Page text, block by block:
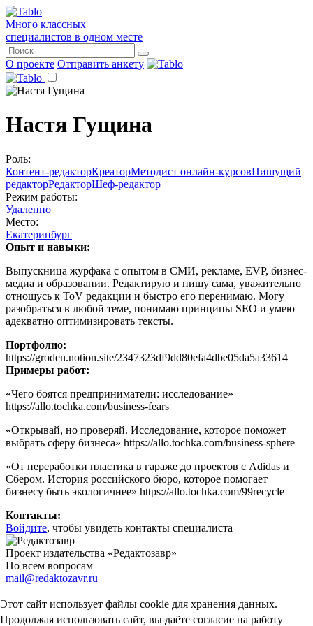
Много классных
специалистов в одном месте
О проекте Отправить анкету
Настя Гущина
Роль:
Контент-редакторКреаторМетодист онлайн-курсовПишущий
редакторРедакторШеф-редактор
Режим работы:
Удаленно
Место:
Екатеринбург
Опыт и навыки:
Выпускница журфака с опытом в СМИ, рекламе, EVP, бизнес-
медиа и образовании. Редактирую и пишу сама, уважительно
отношусь к ToV редакции и быстро его перенимаю. Могу
разобраться в любой теме, понимаю принципы SEO и умею
адекватно оптимизировать тексты.
Портфолио:
https://groden.notion.site/2347323df9dd80efa4dbe05da5a33614
Примеры работ:
«Чего боятся предприниматели: исследование»
https://allo.tochka.com/business-fears
«Открывай, но проверяй. Исследование, которое поможет
выбрать сферу бизнеса» https://allo.tochka.com/business-sphere
«От переработки пластика в гараже до проектов с Adidas и
Сбером. История российского бюро, которое помогает
бизнесу быть экологичнее» https://allo.tochka.com/99recycle
Контакты:
Войдите, чтобы увидеть контакты специалиста
Проект издательства «Редактозавр»
По всем вопросам
mail@redaktozavr.ru
Сделано вПалиндроме| 2025–2026
Этот сайт использует файлы cookie для хранения данных.
Продолжая использовать сайт, вы даёте согласие на работу